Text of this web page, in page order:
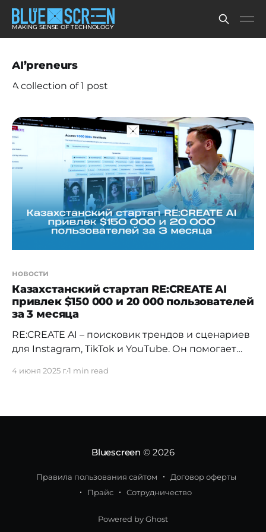
MAKING SENSE OF TECHNOLOGY
AI’preneurs
A collection of 1 post
новости
Казахстанский стартап RE:CREATE AI
привлек $150 000 и 20 000 пользователей
за 3 месяца
RE:CREATE AI – поисковик трендов и сценариев
для Instagram, TikTok и YouTube. Он помогает
экономя время и ресурсы. Стартап прошел
4 июня 2025 г.1 min read
Bluescreen © 2026
Правила пользования сайтом
Договор оферты
Прайс
Сотрудничество
Powered by Ghost